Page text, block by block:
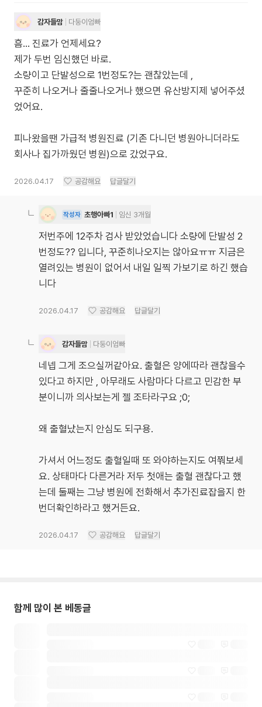
감자들맘 다둥이엄빠
흠… 진료가 언제세요?
제가 두번 임신했던 바로.
소량이고 단발성으로 1번정도?는 괜찮았는데 ,
꾸준히 나오거나 줄줄나오거나 했으면 유산방지제 넣어주셨
었어요.
피나왔을땐 가급적 병원진료 (기존 다니던 병원아니더라도
회사나 집가까웠던 병원)으로 갔었구요.
2026.04.17 공감해요 답글달기
작성자 초행아빠1 임신 3개월
저번주에 12주차 검사 받았었습니다 소량에 단발성 2
번정도?? 입니다, 꾸준히나오지는 않아요ㅠㅠ 지금은
열려있는 병원이 없어서 내일 일찍 가보기로 하긴 했습
니다
2026.04.17 공감해요 답글달기
감자들맘 다둥이엄빠
네넵 그게 조으실꺼같아요. 출혈은 양에따라 괜찮을수
있다고 하지만 , 아무래도 사람마다 다르고 민감한 부
분이니까 의사보는게 젤 조타라구요 ;0;
왜 출혈났는지 안심도 되구용.
가셔서 어느정도 출혈일때 또 와야하는지도 여쭤보세
요. 상태마다 다른거라 저두 첫애는 출혈 괜찮다고 했
는데 둘째는 그냥 병원에 전화해서 추가진료잡을지 한
번더확인하라고 했거든요.
2026.04.17 공감해요 답글달기
함께 많이 본 베동글